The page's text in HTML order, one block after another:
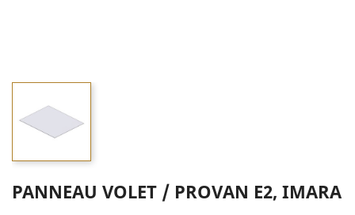
PANNEAU VOLET / PROVAN E2, IMARA